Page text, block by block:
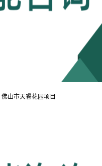
佛山市天睿花园项目